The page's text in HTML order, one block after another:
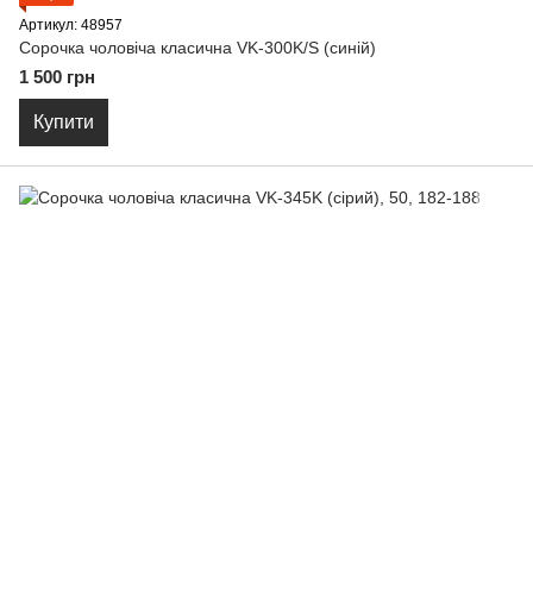
Артикул: 48957
Сорочка чоловіча класична VK-300K/S (синій)
1 500 грн
Купити